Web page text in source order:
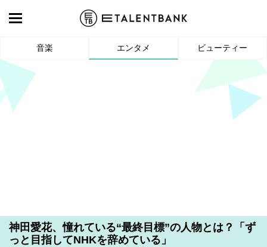
音楽 エンタメ ビューティー
神田愛花、憧れている“最終目標”の人物とは？「ず
っと目指してNHKを辞めている」